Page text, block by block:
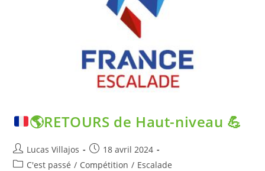
🌎RETOURS de Haut-niveau 💪
Lucas Villajos
18 avril 2024
C'est passé / Compétition / Escalade